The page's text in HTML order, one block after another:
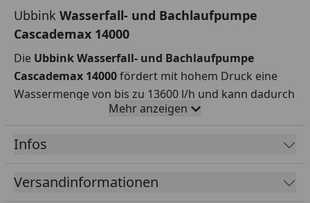
Ubbink Wasserfall- und Bachlaufpumpe
Cascademax 14000
Die Ubbink Wasserfall- und Bachlaufpumpe
Cascademax 14000fördert mit hohem Druck eine
Wassermenge von bis zu 13600 l/h und kann dadurch
auch höheres Gefälle leicht bewältigen. Das
zuverlässige Motorsystem mit adaptiver
Frequenztechnik, sorgt für eine sparsame, überaus
leistungsstarke Nutzung.
Im Vergleich zu anderen Teichpumpen mit
Mehr anzeigen
Infos
Versandinformationen